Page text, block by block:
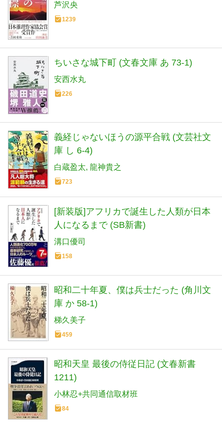
芦沢央
1239
ちいさな城下町 (文春文庫 あ 73-1)
安西水丸
226
義経じゃないほうの源平合戦 (文芸社文
庫 し 6-4)
白蔵盈太 龍神貴之
723
[新装版]アフリカで誕生した人類が日本
人になるまで (SB新書)
溝口優司
158
昭和二十年夏、僕は兵士だった (角川文
庫 か 58-1)
梯久美子
459
昭和天皇 最後の侍従日記 (文春新書
1211)
小林忍+共同通信取材班
84